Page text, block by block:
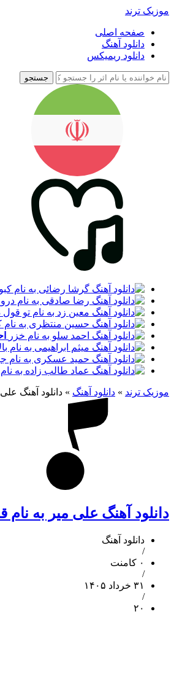
موزیک ترند
صفحه اصلی
دانلود آهنگ
دانلود ریمیکس
جستجو
موزیک ترند » دانلود آهنگ » دانلود آهنگ
دانلود آهنگ علی میر به نام
دانلود آهنگ
/
۰ کامنت
/
۳۱ خرداد ۱۴۰۵
/
۲۰